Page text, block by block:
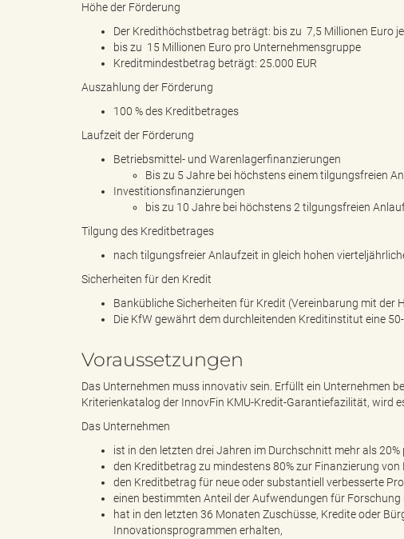
e
s
ö
r
Höhe der Förderung
Der Kredithöchstbetrag beträgt: bis zu 7,5 Millionen Euro
bis zu 15 Millionen Euro pro Unternehmensgruppe
Kreditmindestbetrag beträgt: 25.000 EUR
Auszahlung der Förderung
100 % des Kreditbetrages
Laufzeit der Förderung
Betriebsmittel- und Warenlagerfinanzierungen
Bis zu 5 Jahre bei höchstens einem tilgungsfreien
Investitionsfinanzierungen
bis zu 10 Jahre bei höchstens 2 tilgungsfreien
Tilgung des Kreditbetrages
nach tilgungsfreier Anlaufzeit in gleich hohen
Sicherheiten für den Kredit
Bankübliche Sicherheiten für Kredit (Vereinbarung mit der
Die KfW gewährt dem durchleitenden Kreditinstitut eine
Voraussetzungen
Das Unternehmen muss innovativ sein. Erfüllt ein Unternehmen
Kriterienkatalog der InnovFin KMU-Kredit-Garantiefazilität, wird
Das Unternehmen
ist in den letzten drei Jahren im Durchschnitt mehr als 20%
den Kreditbetrag zu mindestens 80% zur Finanzierung
den Kreditbetrag für neue oder substantiell verbesserte
einen bestimmten Anteil der Aufwendungen für
hat in den letzten 36 Monaten Zuschüsse, Kredite oder
Innovationsprogrammen erhalten,